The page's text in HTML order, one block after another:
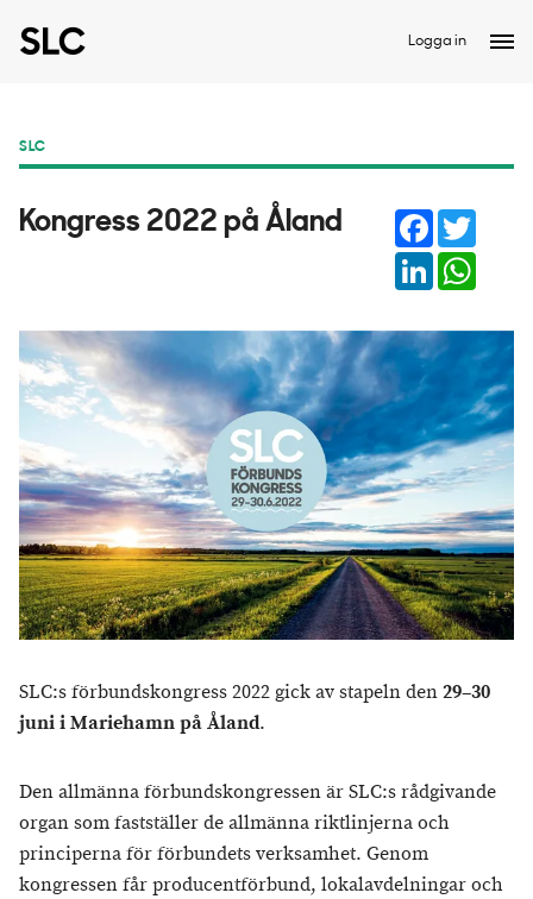
Logga in
SLC
Kongress 2022 på Åland Facebook
LinkedIn
SLC:s förbundskongress 2022 gick av stapeln den29–30
juni i Mariehamn på Åland.
Den allmänna förbundskongressen är SLC:s rådgivande
organ som fastställer de allmänna riktlinjerna och
principerna för förbundets verksamhet. Genom
kongressen får producentförbund, lokalavdelningar och